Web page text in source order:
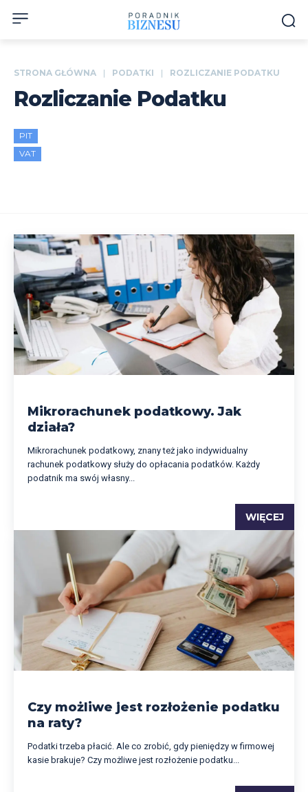
STRONA GŁÓWNA PODATKI ROZLICZANIE PODATKU
Rozliczanie Podatku
PIT
VAT
Mikrorachunek podatkowy. Jak
działa?
Mikrorachunek podatkowy, znany też jako indywidualny
rachunek podatkowy służy do opłacania podatków. Każdy
podatnik ma swój własny...
WIĘCEJ
Czy możliwe jest rozłożenie podatku
na raty?
Podatki trzeba płacić. Ale co zrobić, gdy pieniędzy w firmowej
kasie brakuje? Czy możliwe jest rozłożenie podatku...